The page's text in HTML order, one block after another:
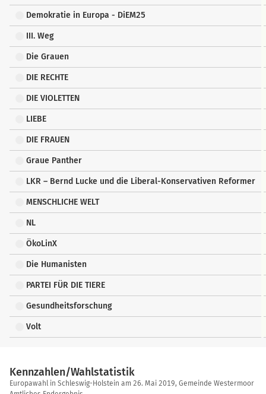
Demokratie in Europa - DiEM25
III. Weg
Die Grauen
DIE RECHTE
DIE VIOLETTEN
LIEBE
DIE FRAUEN
Graue Panther
LKR – Bernd Lucke und die Liberal-Konservativen Reformer
MENSCHLICHE WELT
NL
ÖkoLinX
Die Humanisten
PARTEI FÜR DIE TIERE
Gesundheitsforschung
Volt
Kennzahlen/Wahlstatistik
Kennzahlen/Wahlstatistik
Europawahl in Schleswig-Holstein am 26. Mai 2019, Gemeinde Westermoor